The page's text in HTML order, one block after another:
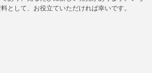
として、お役立ていただければ幸いです。